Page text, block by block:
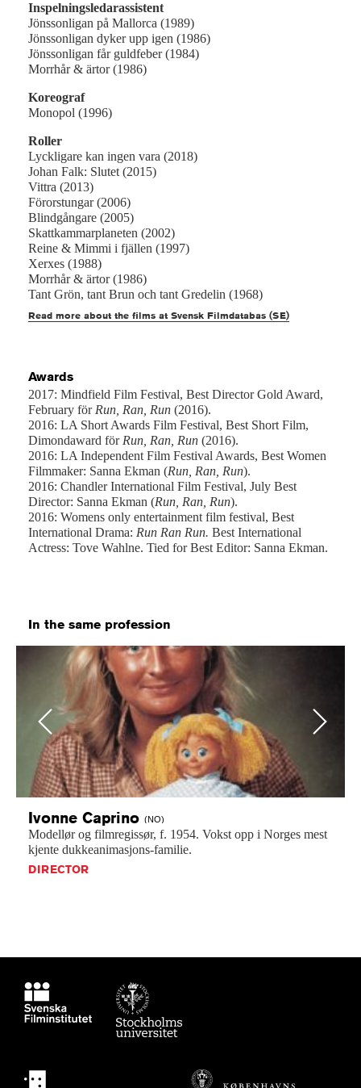
Inspelningsledarassistent
Jönssonligan på Mallorca (1989)
Jönssonligan dyker upp igen (1986)
Jönssonligan får guldfeber (1984)
Morrhår & ärtor (1986)
Koreograf
Monopol (1996)
Roller
Lyckligare kan ingen vara (2018)
Johan Falk: Slutet (2015)
Vittra (2013)
Förorstungar (2006)
Blindgångare (2005)
Skattkammarplaneten (2002)
Reine & Mimmi i fjällen (1997)
Xerxes (1988)
Morrhår & ärtor (1986)
Tant Grön, tant Brun och tant Gredelin (1968)
Read more about the films at Svensk Filmdatabas (SE)
Awards
2017: Mindfield Film Festival, Best Director Gold Award,
February förRun, Ran, Run (2016).
2016: LA Short Awards Film Festival, Best Short Film,
Dimondaward för Run, Ran, Run (2016).
2016: LA Independent Film Festival Awards, Best Women
Filmmaker: Sanna Ekman (Run, Ran, Run).
2016: Chandler International Film Festival, July Best
Director: Sanna Ekman (Run, Ran, Run).
2016: Womens only entertainment film festival, Best
International Drama: Run Ran Run. Best International
Actress: Tove Wahlne. Tied for Best Editor: Sanna Ekman.
In the same profession
Previous
Ivonne Caprino (NO)
Modellør og filmregissør, f. 1954. Vokst opp i Norges mest
kjente dukkeanimasjons-familie.
DIRECTOR
Next